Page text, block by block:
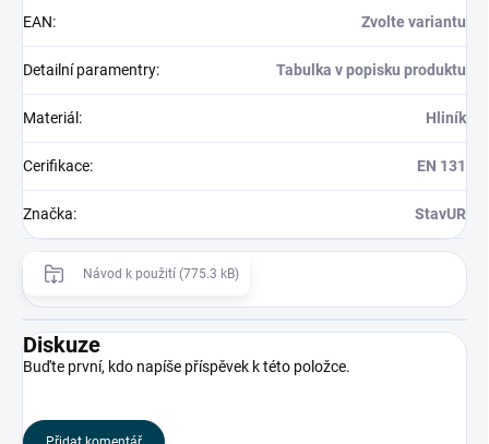
EAN: Zvolte variantu
Detailní paramentry: Tabulka v popisku produktu
Materiál : Hliník
Cerifikace: EN 131
Značka: StavUR
Návod k použití (775.3 kB)
Diskuze
Buďte první, kdo napíše příspěvek k této položce.